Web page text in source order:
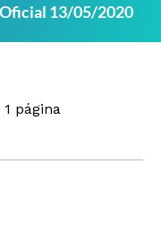
13/05/2020
página